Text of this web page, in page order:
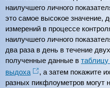
наилучшего личного
это самое высокое значение,
измерений в процессе
наилучшего личного
два раза в день в течение
полученные данные в
выдоха
, а затем покажите
разных пикфлоуметров могут